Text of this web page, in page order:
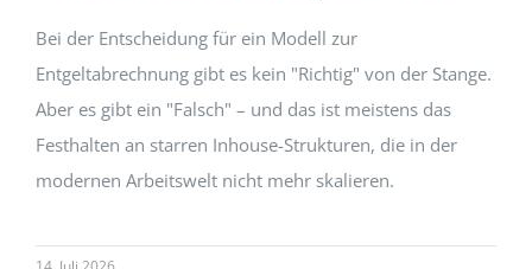
Bei der Entscheidung für ein Modell zur
Entgeltabrechnung gibt es kein "Richtig" von der Stange.
Aber es gibt ein "Falsch" – und das ist meistens das
Festhalten an starren Inhouse-Strukturen, die in der
modernen Arbeitswelt nicht mehr skalieren.